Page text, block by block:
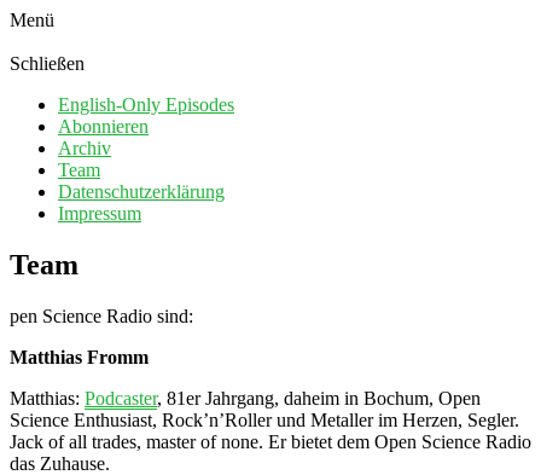
Menü
Schließen
English-Only Episodes
Abonnieren
Archiv
Team
Datenschutzerklärung
Impressum
Team
pen Science Radio sind:
Matthias Fromm
Matthias: Podcaster, 81er Jahrgang, daheim in Bochum, Open
Science Enthusiast, Rock’n’Roller und Metaller im Herzen, Segler.
Jack of all trades, master of none. Er bietet dem Open Science Radio
das Zuhause.